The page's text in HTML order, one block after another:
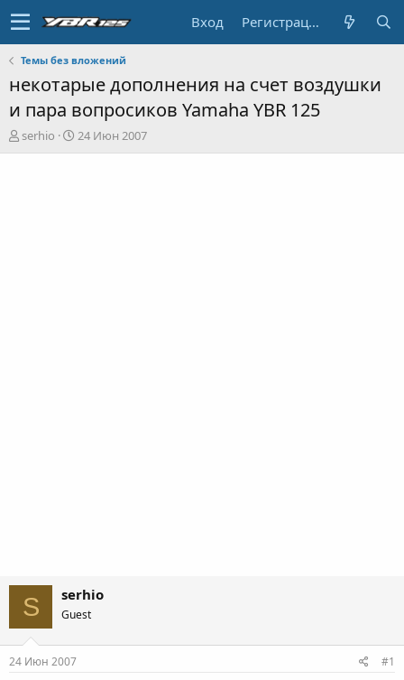
Вход Регистрация
Темы без вложений
некотарые дополнения на счет воздушки
и пара вопросиков Yamaha YBR 125
А
в
serhio
Д
а
24 Июн 2007
S serhio
Guest
24 Июн 2007 #1